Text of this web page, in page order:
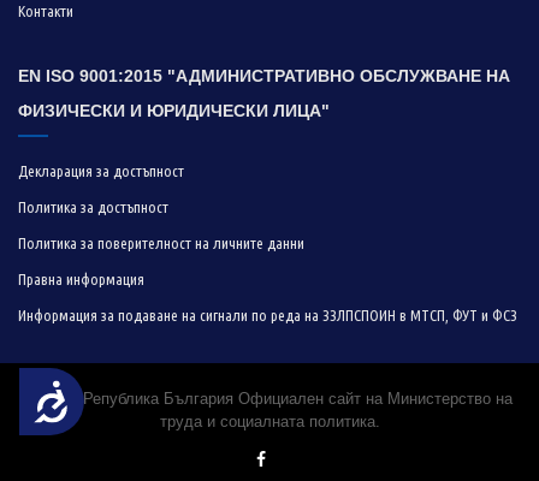
Достъпност
Контакти
EN ISO 9001:2015 "АДМИНИСТРАТИВНО ОБСЛУЖВАНЕ НА
ФИЗИЧЕСКИ И ЮРИДИЧЕСКИ ЛИЦА"
Декларация за достъпност
Политика за достъпност
Политика за поверителност на личните данни
Правна информация
Информация за подаване на сигнали по реда на ЗЗЛПСПОИН в МТСП, ФУТ и ФСЗ
© 2019 Република България Официален сайт на Министерство на
труда и социалната политика.